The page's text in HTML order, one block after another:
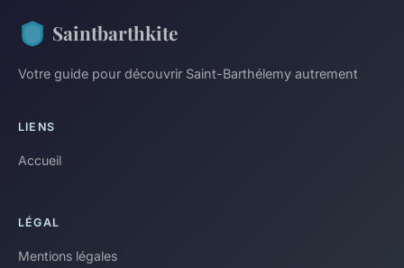
Saintbarthkite
Votre guide pour découvrir Saint-Barthélemy autrement
LIENS
Accueil
LÉGAL
Mentions légales